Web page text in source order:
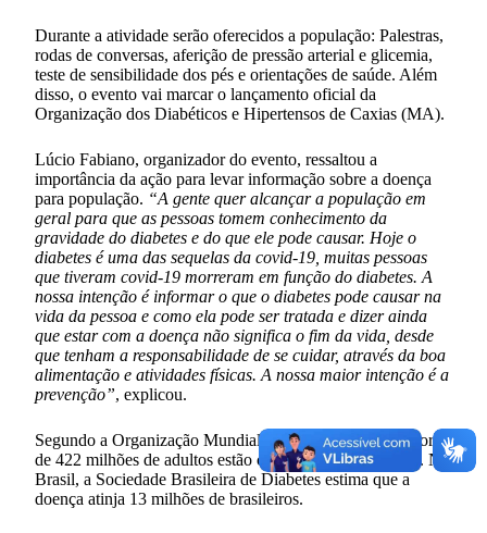
Durante a atividade serão oferecidos a população: Palestras,
rodas de conversas, aferição de pressão arterial e glicemia,
teste de sensibilidade dos pés e orientações de saúde. Além
disso, o evento vai marcar o lançamento oficial da
Organização dos Diabéticos e Hipertensos de Caxias (MA).
Lúcio Fabiano, organizador do evento, ressaltou a
importância da ação para levar informação sobre a doença
para população. “A gente quer alcançar a população em
geral para que as pessoas tomem conhecimento da
gravidade do diabetes e do que ele pode causar. Hoje o
diabetes é uma das sequelas da covid-19, muitas pessoas
que tiveram covid-19 morreram em função do diabetes. A
nossa intenção é informar o que o diabetes pode causar na
vida da pessoa e como ela pode ser tratada e dizer ainda
que estar com a doença não significa o fim da vida, desde
que tenham a responsabilidade de se cuidar, através da boa
alimentação e atividades físicas. A nossa maior intenção é a
prevenção”, explicou.
Segundo a Organização Mundial de Saúde (OMS), em torno
de 422 milhões de adultos estão com diabetes no mundo. No
Brasil, a Sociedade Brasileira de Diabetes estima que a
doença atinja 13 milhões de brasileiros.